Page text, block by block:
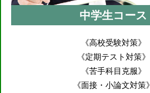
中学生コース
《高校受験対策》
《定期テスト対策》
《苦手科目克服》
《面接・小論文対策》